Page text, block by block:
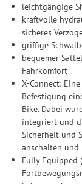
leichtgängige
kraftvolle
sicheres
griffige
bequemer
Fahrkomfort
X-Connect:
Befestigung
Bike. Dabei
integriert und
Sicherheit und
anschalten und
Fully Equipped